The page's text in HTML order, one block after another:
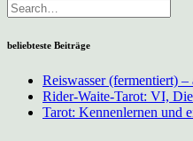
August/
beliebteste Beiträge
Reiswasser (fermentiert)
Rider-Waite-Tarot: VI,
Tarot: Kennenlernen und